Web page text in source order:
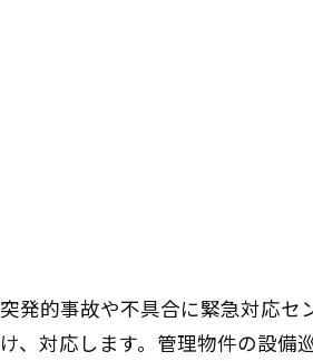
突発的事故や不具合に緊急対応セ
け、対応します。管理物件の設備